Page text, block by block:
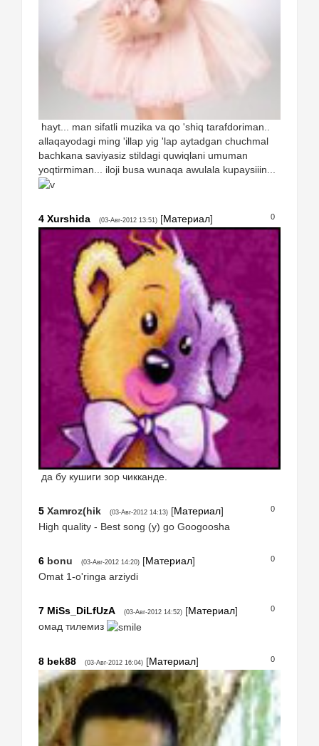
hayt... man sifatli muzika va qo 'shiq tarafdoriman..
allaqayodagi ming 'illap yig 'lap aytadgan chuchmal
bachkana saviyasiz stildagi quwiqlani umuman
yoqtirmiman... iloji busa wunaqa awulala kupaysiiin...
0
4 Xurshida (03-Авг-2012 13:51) [Материал]
да бу кушиги зор чикканде.
0
5 Xamroz(hik (03-Авг-2012 14:13) [Материал]
High quality - Best song (y) go Googoosha
0
6 bonu (03-Авг-2012 14:20) [Материал]
Omat 1-o'ringa arziydi
0
7 MiSs_DiLfUzA (03-Авг-2012 14:52) [Материал]
омад тилемиз
0
8 bek88 (03-Авг-2012 16:04) [Материал]